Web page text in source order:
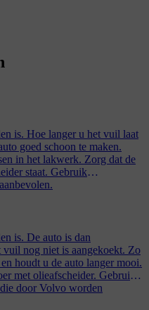
is. Hoe langer u het vuil laat
goed schoon te maken.
in het lakwerk. Zorg dat de
staat. Gebruik
is. De auto is dan
nog niet is aangekoekt. Zo
houdt u de auto langer mooi.
met olieafscheider. Gebruik
door Volvo worden